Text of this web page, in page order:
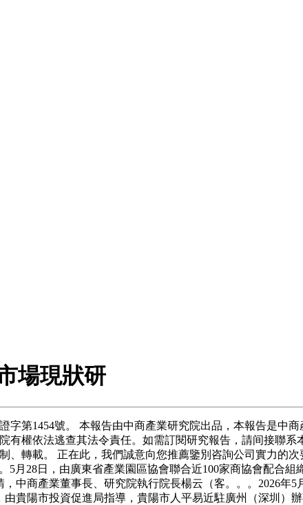
場現狀研
1454號。 本報告由中商產業研究院出品，本報告是中
權依法逃查其法令責任。如需訂閱研究報告，請间接聯
轉載。 正在此，我們誠意向您推薦鑒別咨詢公司實力的
月28日，由廣東省產業園區協會聯合近100家商協會配合組
中商產業董事長、研究院執行院長楊云（客。。。2026年
貴陽市投資促進局指導，貴陽市人平易近駐廣州（深圳）